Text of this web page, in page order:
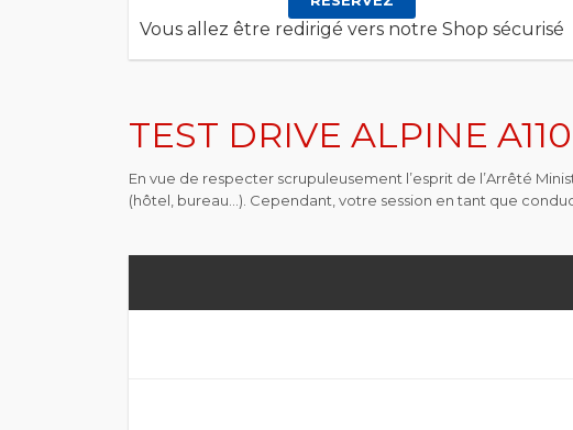
Vous allez être redirigé vers notre Shop sécurisé
TEST DRIVE ALPINE A110
En vue de respecter scrupuleusement l’esprit de l’Arrêté
(hôtel, bureau…). Cependant, votre session en tant que